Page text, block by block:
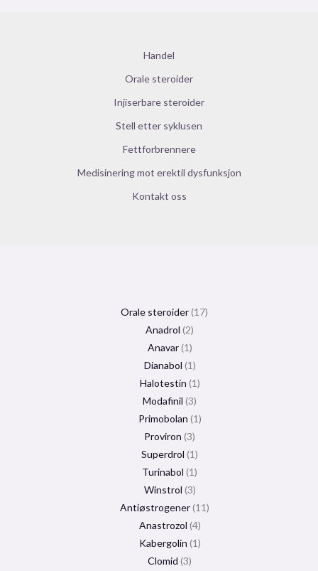
Handel
Orale steroider
Injiserbare steroider
Stell etter syklusen
Fettforbrennere
Medisinering mot erektil dysfunksjon
Kontakt oss
Orale steroider 17
Anadrol 2
Anavar 1
Dianabol 1
Halotestin 1
Modafinil 3
Primobolan 1
Proviron 3
Superdrol 1
Turinabol 1
Winstrol 3
Antiøstrogener 11
Anastrozol 4
Kabergolin 1
Clomid 3